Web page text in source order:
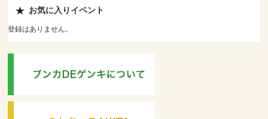
お気に入りイベント
登録はありません。